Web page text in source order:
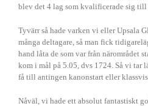
blev det 4 lag som kvalificerade sig till
Tyvärr så hade varken vi eller Upsala
många deltagare, så man fick
hand låta de som var från närområdet
kom i mål på 5.05, dvs 1724. Så vi tar
få till antingen kanonstart eller klassvis
Nåväl, vi hade ett absolut fantastiskt